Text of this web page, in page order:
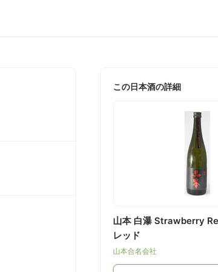
この日本酒の詳細
山本 白瀑 Strawberry
レッド
山本合名会社